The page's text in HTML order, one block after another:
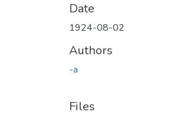
Date
1924-08-02
Authors
-a
Files